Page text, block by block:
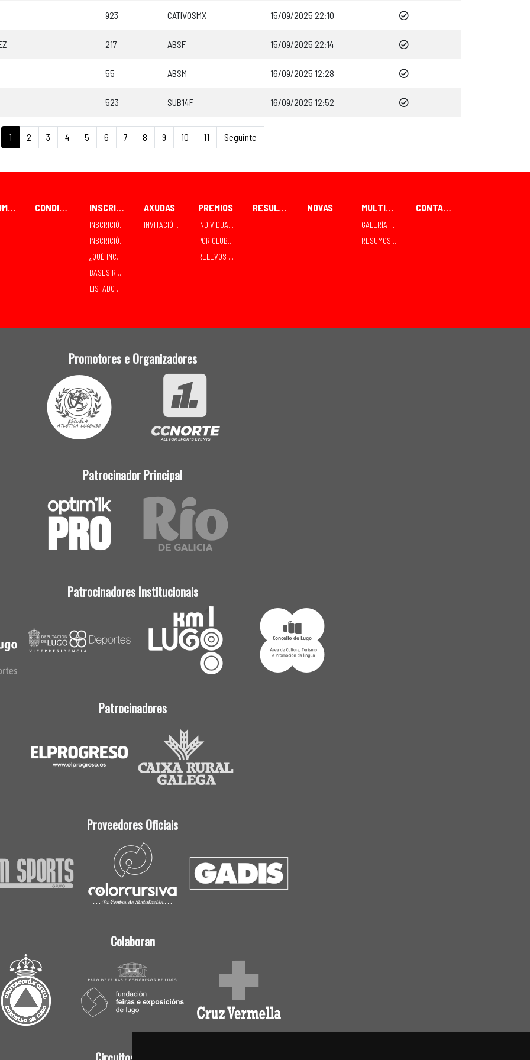
923 CATIVOSMX 15/09/2025 22:10
217 ABSF 15/09/2025 22:14
55 ABSM 16/09/2025 12:28
523 SUB14F 16/09/2025 12:52
1 2 3 4 5 6 7 8 9 10 11 Seguinte
FORUM CEAO CONDICIÓNS PARA PARTICIPANTES INSCRICIÓNS
INSCRICIÓN / RECOLLIDA INDIVIDUAL
INSCRICIÓN / RECOLLIDA EN GRUPO - CLUBES
¿QUÉ INCLÚE A INSCRICIÓN?
BASES RELEVOS MIXTOS SÁBADO
LISTADO DE INSCRITOS
AXUDAS
INVITACIÓNS E CONTRATACIÓNS
PREMIOS
INDIVIDUAIS
POR CLUBES
RELEVOS MIXTOS
RESULTADOS NOVAS MULTIMEDIA
GALERÍA FOTOGRÁFICA
RESUMOS TVE TELEDEPORTE
CONTACTO
Promotores e Organizadores
Patrocinador Principal
Patrocinadores Institucionais
Patrocinadores
Proveedores Oficiais
Colaboran